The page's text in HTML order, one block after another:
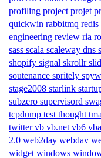
profiling project projet
quickwin rabbitmq redis
engineering review ria
sass scala scaleway dns
shopify signal skrollr
soutenance spritely
stage2008 starlink
subzero supervisord
tcpdump test thought
twittervb vb.net vb6 vba
2.0 web2day webdav
widget windows